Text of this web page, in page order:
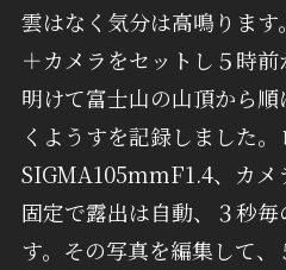
雲はなく気分は高鳴りま
＋カメラをセットし５時
明けて富士山の山頂から
くようすを記録しました。
SIGMA105mmF1.4、カ
固定で露出は自動、３秒
す。その写真を編集して、